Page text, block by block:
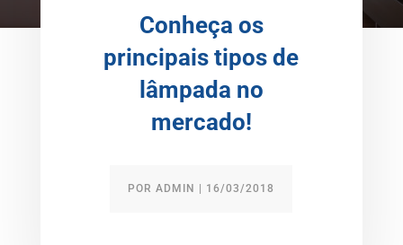
Conheça os
principais tipos de
lâmpada no
mercado!
PORADMIN | 16/03/2018